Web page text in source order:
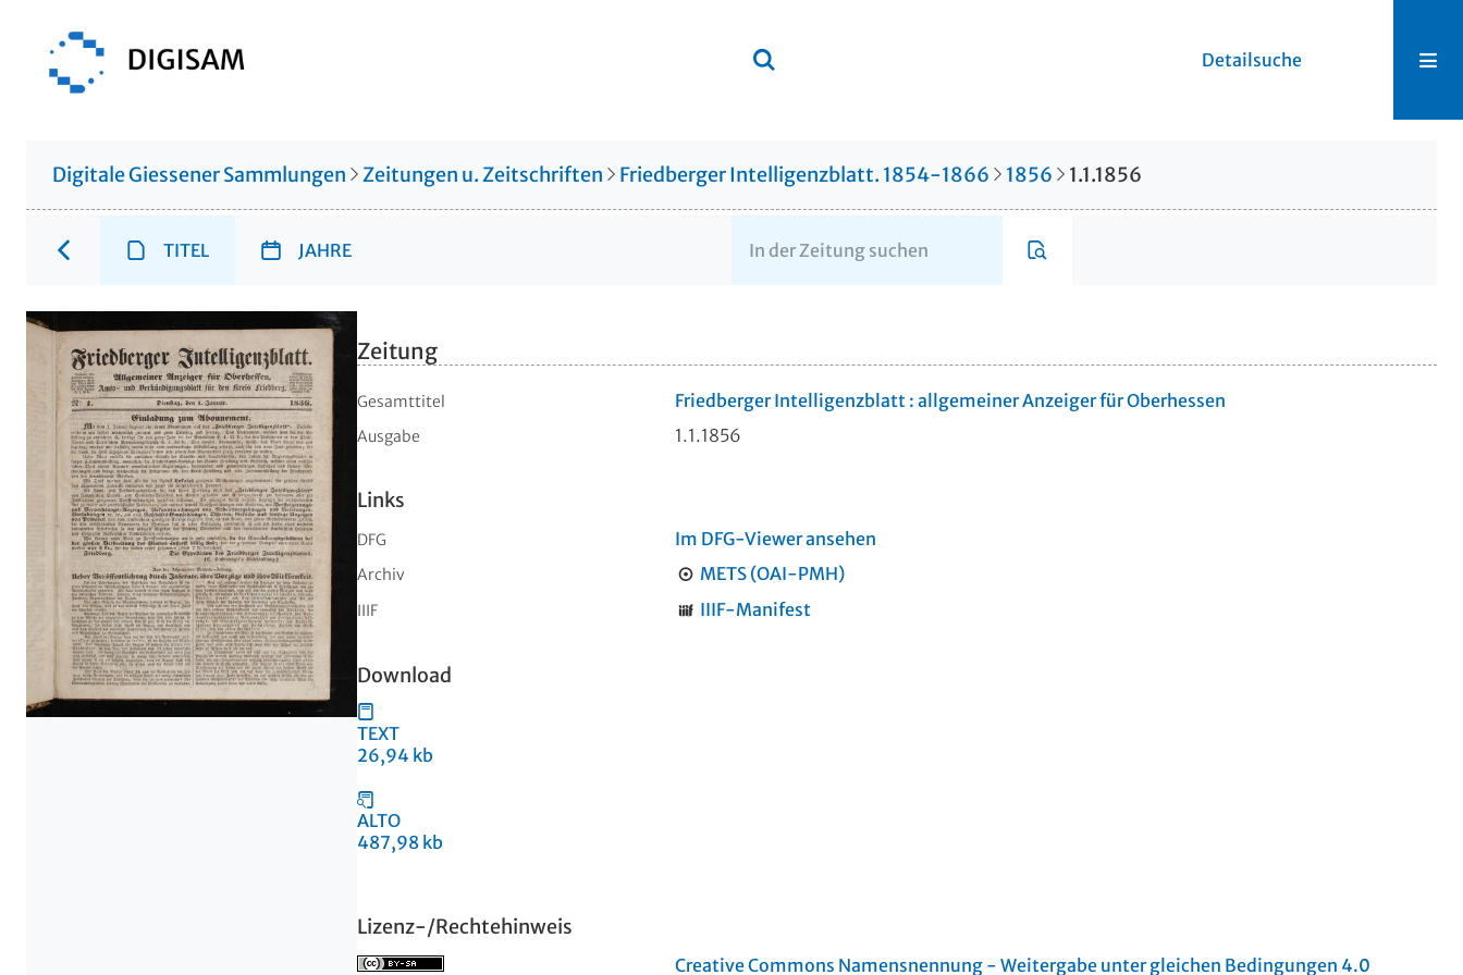
Detailsuche
Digitale Giessener Sammlungen Zeitungen u. Zeitschriften Friedberger Intelligenzblatt. 1854-1866 1856 1.1.1856
TITEL JAHRE
Zeitung
Gesamttitel Friedberger Intelligenzblatt : allgemeiner Anzeiger für Oberhessen
Ausgabe 1.1.1856
Links
DFG Im DFG-Viewer ansehen
Archiv METS (OAI-PMH)
IIIF IIIF-Manifest
Download
TEXT
26,94 kb
ALTO
487,98 kb
Lizenz-/Rechtehinweis
Creative Commons Namensnennung - Weitergabe unter gleichen Bedingungen 4.0